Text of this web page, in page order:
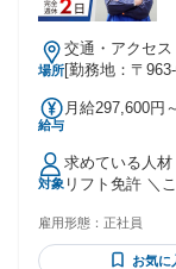
場所
交通・アクセ
[勤務地：〒
給与
月給297,600円
払われる通勤
われるその他手
対象
求めている人
リフト免許 ＼こんな方におすすめ／ ◇安定した環境で長く働
キャリアアップ
雇用形態： 正社員
お気に